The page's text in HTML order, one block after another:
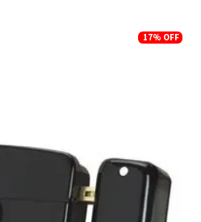
17% OFF